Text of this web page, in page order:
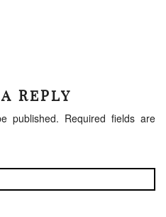
REPLY
published. Required fields are